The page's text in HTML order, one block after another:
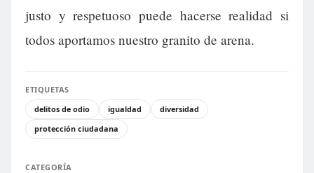
justo y respetuoso puede hacerse realidad si
todos aportamos nuestro granito de arena.
ETIQUETAS
delitos de odio
igualdad
diversidad
protección ciudadana
CATEGORÍA